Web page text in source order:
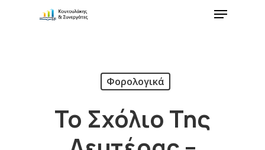
Φορολογικά
Το Σχόλιο Της